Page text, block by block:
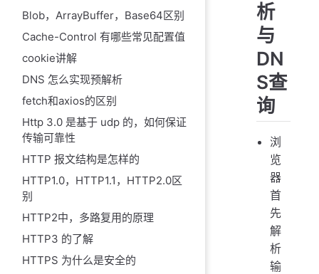
Blob，ArrayBuffer，Base64区别
Cache-Control 有哪些常见配置值
cookie讲解
DNS 怎么实现预解析
fetch和axios的区别
Http 3.0 是基于 udp 的，如何保证
传输可靠性
HTTP 报文结构是怎样的
HTTP1.0，HTTP1.1，HTTP2.0区
别
HTTP2中，多路复用的原理
HTTP3 的了解
HTTPS 为什么是安全的
析
与
DN
S查
询
浏
览
器
首
先
解
析
输